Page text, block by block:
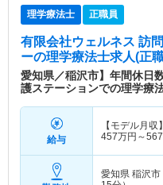
理学療法士 正職員
有限会社ウェルネス 訪
ーの理学療法士求人(正
愛知県／稲沢市】年間休日
護ステーションでの理学療
給与
【モデル月収】
457万円～567
愛知県 稲沢市